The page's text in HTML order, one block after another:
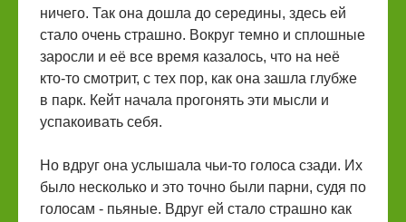
ничего. Так она дошла до середины, здесь ей
стало очень страшно. Вокруг темно и сплошные
заросли и её все время казалось, что на неё
кто-то смотрит, с тех пор, как она зашла глубже
в парк. Кейт начала прогонять эти мысли и
успакоивать себя.
Но вдруг она услышала чьи-то голоса сзади. Их
было несколько и это точно были парни, судя по
голосам - пьяные. Вдруг ей стало страшно как